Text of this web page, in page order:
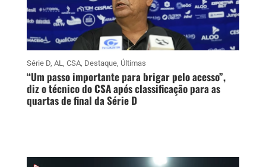
Série D, AL, CSA, Destaque, Últimas
“Um passo importante para brigar pelo acesso”,
diz o técnico do CSA após classificação para as
quartas de final da Série D